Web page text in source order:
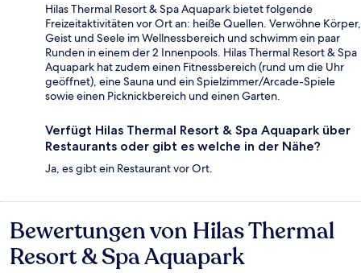
Hilas Thermal Resort & Spa Aquapark bietet folgende
Freizeitaktivitäten vor Ort an: heiße Quellen. Verwöhne Körper,
Geist und Seele im Wellnessbereich und schwimm ein paar
Runden in einem der 2 Innenpools. Hilas Thermal Resort & Spa
Aquapark hat zudem einen Fitnessbereich (rund um die Uhr
geöffnet), eine Sauna und ein Spielzimmer/Arcade-Spiele
sowie einen Picknickbereich und einen Garten.
Verfügt Hilas Thermal Resort & Spa Aquapark über
Restaurants oder gibt es welche in der Nähe?
Ja, es gibt ein Restaurant vor Ort.
Bewertungen
Bewertungen von Hilas Thermal
Resort & Spa Aquapark